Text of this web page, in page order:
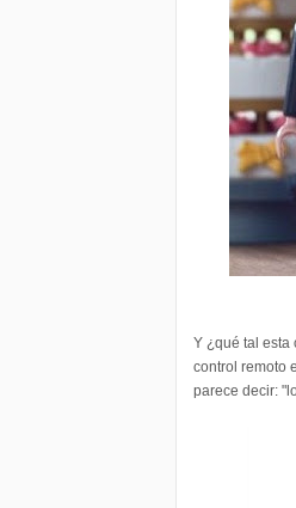
Y ¿qué tal esta
control remoto
parece decir: